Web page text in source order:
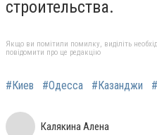
строительства.
Якщо ви помітили помилку, виділіть
повідомити про це редакцію
#Киев #Одесса #Казанджи
Калякина Алена